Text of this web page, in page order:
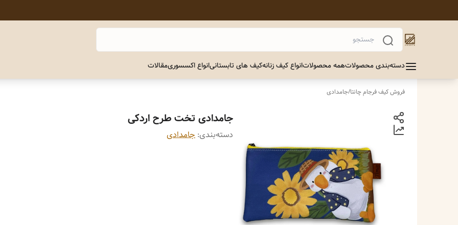
دسته‌بندی محصولاتهمه محصولاتانواع کیف زنانهکیف های تابستانیانواع اکسسوریمقالات
فروش کیف فرجام چانتا/جامدادی
جامدادی تخت طرح اردکی
دسته‌بندی: جامدادی